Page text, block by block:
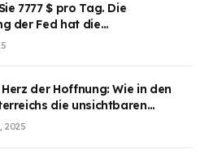
7777 $ pro Tag. Die
der Fed hat die
des Marktes erregt.
der Hoffnung: Wie in den
die unsichtbaren
Kriegesheilen
2025